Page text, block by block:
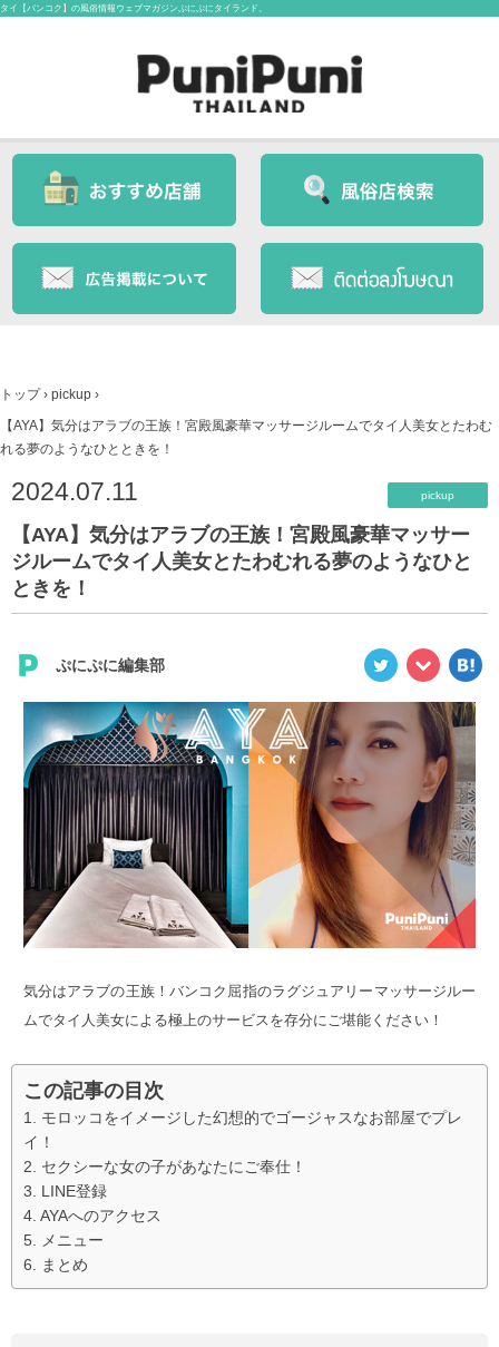
タイ【バンコク】の風俗情報ウェブマガジンぷにぷにタイランド。
トップ › pickup ›
【AYA】気分はアラブの王族！宮殿風豪華マッサージルームでタイ人美女とたわむ
れる夢のようなひとときを！
2024.07.11 pickup
【AYA】気分はアラブの王族！宮殿風豪華マッサー
ジルームでタイ人美女とたわむれる夢のようなひと
ときを！
ぷにぷに編集部
気分はアラブの王族！バンコク屈指のラグジュアリーマッサージルー
ムでタイ人美女による極上のサービスを存分にご堪能ください！
この記事の目次
モロッコをイメージした幻想的でゴージャスなお部屋でプレ
イ！
セクシーな女の子があなたにご奉仕！
LINE登録
AYAへのアクセス
メニュー
まとめ